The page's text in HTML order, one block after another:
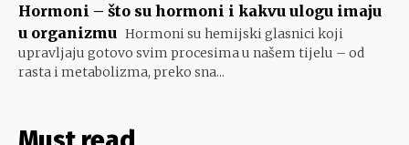
Hormoni – što su hormoni i kakvu ulogu imaju
u organizmu Hormoni su hemijski glasnici koji
upravljaju gotovo svim procesima u našem tijelu – od
rasta i metabolizma, preko sna...